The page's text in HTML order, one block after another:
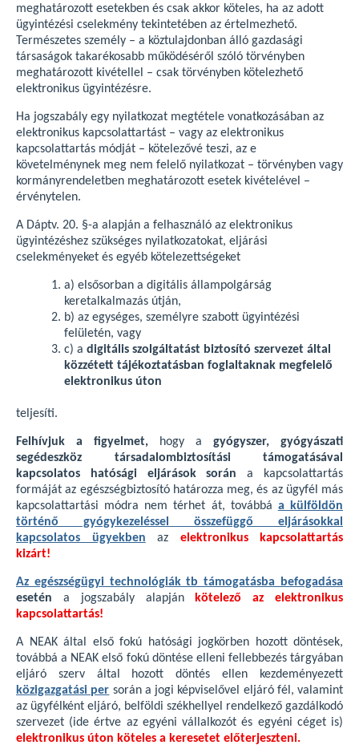
meghatározott esetekben és csak akkor köteles, ha az adott
ügyintézési cselekmény tekintetében az értelmezhető.
Természetes személy – a köztulajdonban álló gazdasági
társaságok takarékosabb működéséről szóló törvényben
meghatározott kivétellel – csak törvényben kötelezhető
elektronikus ügyintézésre.
Ha jogszabály egy nyilatkozat megtétele vonatkozásában az
elektronikus kapcsolattartást – vagy az elektronikus
kapcsolattartás módját – kötelezővé teszi, az e
követelménynek meg nem felelő nyilatkozat – törvényben vagy
kormányrendeletben meghatározott esetek kivételével –
érvénytelen.
A Dáptv. 20. §-a alapján a felhasználó az elektronikus
ügyintézéshez szükséges nyilatkozatokat, eljárási
cselekményeket és egyéb kötelezettségeket
a) elsősorban a digitális állampolgárság
keretalkalmazás útján,
b) az egységes, személyre szabott ügyintézési
felületén, vagy
c) a digitális szolgáltatást biztosító szervezet által
közzétett tájékoztatásban foglaltaknak megfelelő
elektronikus úton
teljesíti.
Felhívjuk a figyelmet, hogy a gyógyszer, gyógyászati
segédeszköz társadalombiztosítási támogatásával
kapcsolatos hatósági eljárások során a kapcsolattartás
formáját az egészségbiztosító határozza meg, és az ügyfél más
kapcsolattartási módra nem térhet át, továbbá a külföldön
történő gyógykezeléssel összefüggő eljárásokkal
kapcsolatos ügyekben az elektronikus kapcsolattartás
kizárt!
Az egészségügyi technológiák tb támogatásba befogadása
esetén a jogszabály alapján
kötelező az elektronikus
kapcsolattartás!
A NEAK által első fokú hatósági jogkörben hozott döntések,
továbbá a NEAK első fokú döntése elleni fellebbezés tárgyában
eljáró szerv által hozott döntés ellen kezdeményezett
közigazgatási per során a jogi képviselővel eljáró fél, valamint
az ügyfélként eljáró, belföldi székhellyel rendelkező gazdálkodó
szervezet (ide értve az egyéni vállalkozót és egyéni céget is)
elektronikus úton köteles a keresetet előterjeszteni.